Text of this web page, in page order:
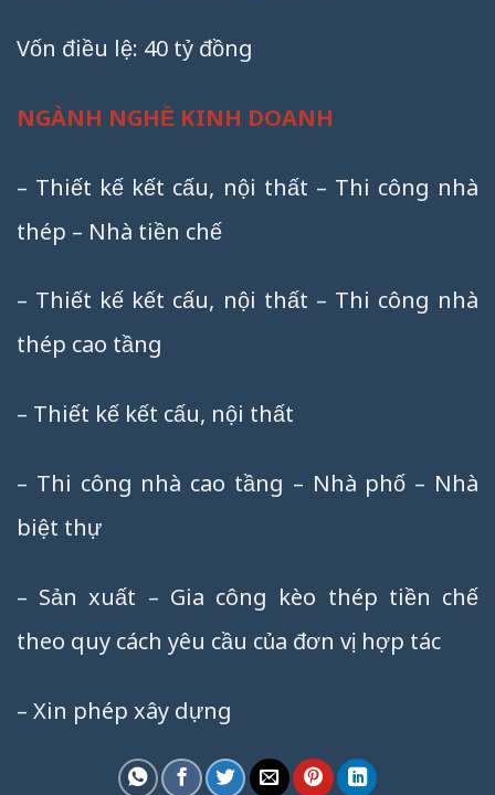
Vốn điều lệ: 40 tỷ đồng
NGÀNH NGHỀ KINH DOANH
– Thiết kế kết cấu, nội thất – Thi công nhà
thép – Nhà tiền chế
– Thiết kế kết cấu, nội thất – Thi công nhà
thép cao tầng
– Thiết kế kết cấu, nội thất
– Thi công nhà cao tầng – Nhà phố – Nhà
biệt thự
– Sản xuất – Gia công kèo thép tiền chế
theo quy cách yêu cầu của đơn vị hợp tác
– Xin phép xây dựng